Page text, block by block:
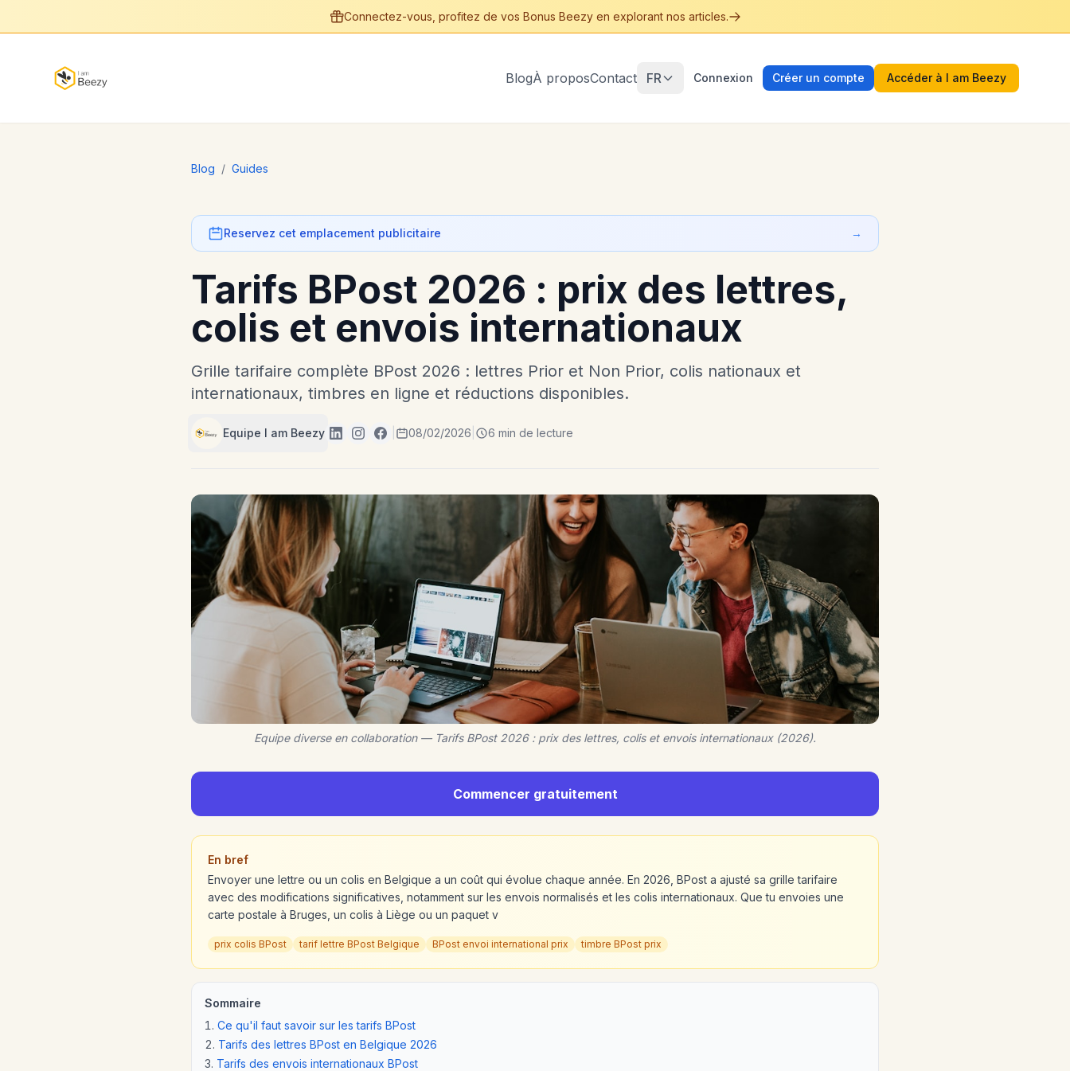
Connectez-vous, profitez de vos Bonus Beezy en explorant nos articles.
BlogÀ proposContact FR Connexion Créer un compte Accéder à I am Beezy
Blog / Guides
Reservez cet emplacement publicitaire →
Tarifs BPost 2026 : prix des lettres,
colis et envois internationaux
Grille tarifaire complète BPost 2026 : lettres Prior et Non Prior, colis nationaux et
internationaux, timbres en ligne et réductions disponibles.
Equipe I am Beezy 08/02/2026 6 min de lecture
Equipe diverse en collaboration — Tarifs BPost 2026 : prix des lettres, colis et envois internationaux (2026).
Commencer gratuitement
En bref
Envoyer une lettre ou un colis en Belgique a un coût qui évolue chaque année. En 2026, BPost a ajusté sa grille tarifaire
avec des modifications significatives, notamment sur les envois normalisés et les colis internationaux. Que tu envoies une
carte postale à Bruges, un colis à Liège ou un paquet v
prix colis BPost tarif lettre BPost Belgique BPost envoi international prix timbre BPost prix
Sommaire
Ce qu'il faut savoir sur les tarifs BPost
Tarifs des lettres BPost en Belgique 2026
Tarifs des envois internationaux BPost